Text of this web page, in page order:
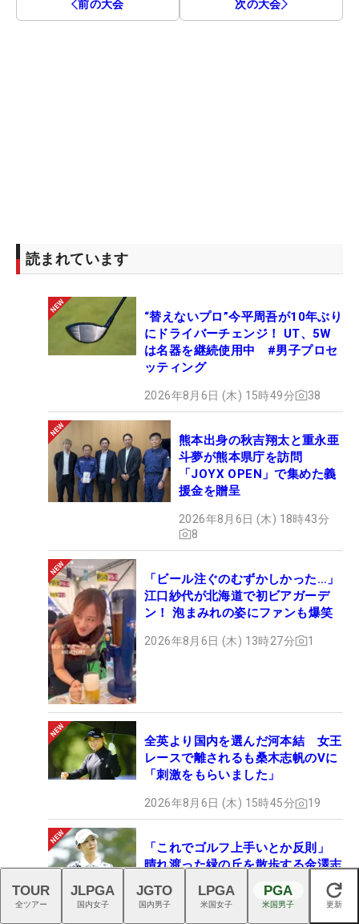
前の大会 次の大会
読まれています
“替えないプロ”今平周吾が10年ぶり
にドライバーチェンジ！ UT、5W
は名器を継続使用中 #男子プロセ
ッティング
2026年8月6日 (木) 15時49分 38
熊本出身の秋吉翔太と重永亜
斗夢が熊本県庁を訪問
「JOYX OPEN」で集めた義
援金を贈呈
2026年8月6日 (木) 18時43分
8
「ビール注ぐのむずかしかった…」
江口紗代が北海道で初ビアガーデ
ン！ 泡まみれの姿にファンも爆笑
2026年8月6日 (木) 13時27分 1
全英より国内を選んだ河本結 女王
レースで離されるも桑木志帆のVに
「刺激をもらいました」
2026年8月6日 (木) 15時45分 19
「これでゴルフ上手いとか反則」
晴れ渡った緑の丘を散歩する金澤志
奈、抜群のスタイルに「8頭身！」
「可愛いにも程がある」
閉じる
TOUR
全ツアー
JLPGA
国内女子
JGTO
国内男子
LPGA
米国女子
PGA
米国男子 更新